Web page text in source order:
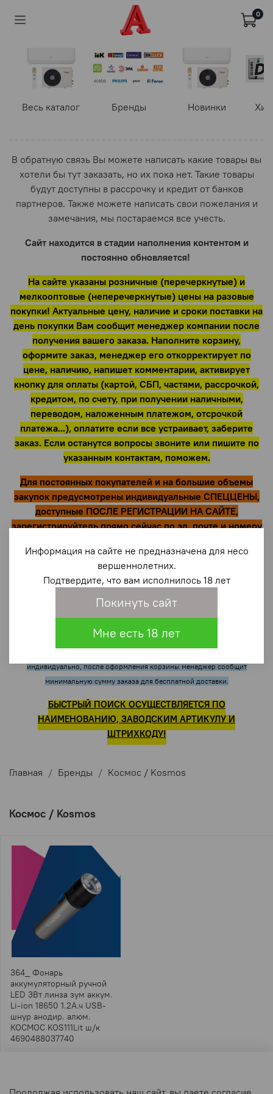
0
Весь каталог Бренды Новинки
В обратную связь Вы можете написать какие товары вы
хотели бы тут заказать, но их пока нет. Такие товары
будут доступны в рассрочку и кредит от банков
партнеров. Также можете написать свои пожелания и
замечания, мы постараемся все учесть.
Сайт находится в стадии наполнения контентом и
постоянно обновляется!
На сайте указаны розничные (перечеркнутые) и
мелкооптовые (неперечеркнутые) цены на разовые
покупки! Актуальные цену, наличие и сроки поставки на
день покупки Вам сообщит менеджер компании после
получения вашего заказа. Наполните корзину,
оформите заказ, менеджер его откорректирует по
цене, наличию, напишет комментарии, активирует
кнопку для оплаты (картой, СБП, частями, рассрочкой,
кредитом, по счету, при получении наличными,
переводом, наложенным платежом, отсрочкой
платежа...), оплатите если все устраивает, заберите
заказ. Если останутся вопросы звоните или пишите по
указанным контактам, поможем.
Для постоянных покупателей и на большие объемы
закупок предусмотрены индивидуальные СПЕЦЦЕНЫ,
доступные ПОСЛЕ РЕГИСТРАЦИИ НА САЙТЕ,
зарегистрируйтель прямо сейчас по эл. почте и номеру
Работаем С НДС 22%, и без НДС.
ЕСТЬ БЕСПЛАТНАЯ ДОСТАВКА !!!
(например: при наличии товаров в магазине по адресу г. Тюмень,
индивидуально, после оформления корзины менеджер сообщит
минимальную сумму заказа для бесплатной доставки.
БЫСТРЫЙ ПОИСК ОСУЩЕСТВЛЯЕТСЯ ПО
НАИМЕНОВАНИЮ, ЗАВОДСКИМ АРТИКУЛУ И
ШТРИХКОДУ!
Главная Бренды Космос / Kosmos
Космос / Kosmos
364_ Фонарь
аккумуляторный ручной
LED 3Вт линза зум аккум.
Li-ion 18650 1.2А.ч USB-
шнур анодир. алюм.
КОСМОС KOS111Lit ш/к
4690488037740
Информация на сайте не предназначена для несо
вершеннолетних.
Подтвердите, что вам исполнилось 18 лет
Покинуть сайт
Мне есть 18 лет